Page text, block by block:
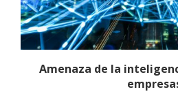
Amenaza de la